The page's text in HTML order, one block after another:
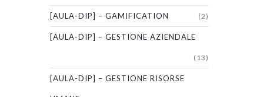
[AULA-DIP] – GAMIFICATION (2)
[AULA-DIP] – GESTIONE AZIENDALE
(13)
[AULA-DIP] – GESTIONE RISORSE